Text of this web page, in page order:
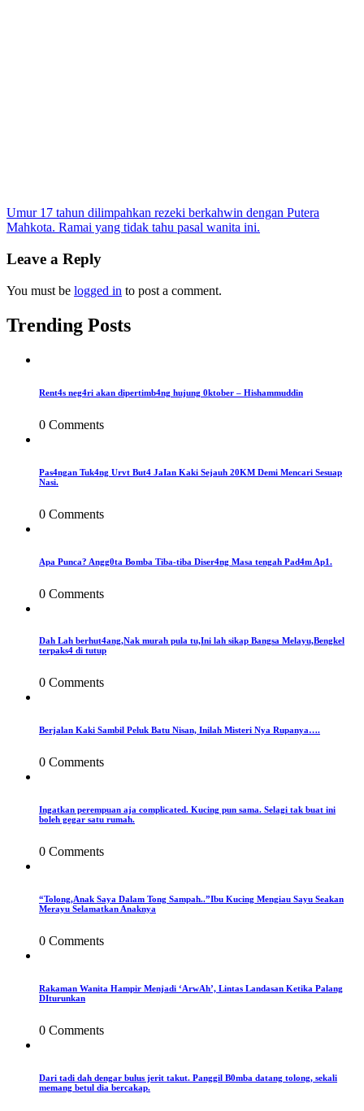
Post
navigation
Umur 17 tahun dilimpahkan rezeki berkahwin dengan Putera
Mahkota. Ramai yang tidak tahu pasal wanita ini.
Leave a Reply
You must be logged in to post a comment.
Trending Posts
Rent4s neg4ri akan dipertimb4ng hujung 0ktober – Hishammuddin
0 Comments
Pas4ngan Tuk4ng Urvt But4 JaIan Kaki Sejauh 20KM Demi Mencari Sesuap
Nasi.
0 Comments
Apa Punca? Angg0ta Bomba Tiba-tiba Diser4ng Masa tengah Pad4m Ap1.
0 Comments
Dah Lah berhut4ang,Nak murah pula tu,Ini lah sikap Bangsa Melayu,Bengkel
terpaks4 di tutup
0 Comments
Berjalan Kaki Sambil Peluk Batu Nisan, Inilah Misteri Nya Rupanya….
0 Comments
Ingatkan perempuan aja complicated. Kucing pun sama. Selagi tak buat ini
boleh gegar satu rumah.
0 Comments
“Tolong,Anak Saya Dalam Tong Sampah..”Ibu Kucing Mengiau Sayu Seakan
Merayu Selamatkan Anaknya
0 Comments
Rakaman Wanita Hampir Menjadi ‘ArwAh’, Lintas Landasan Ketika Palang
DIturunkan
0 Comments
Dari tadi dah dengar bulus jerit takut. Panggil B0mba datang tolong, sekali
memang betul dia bercakap.